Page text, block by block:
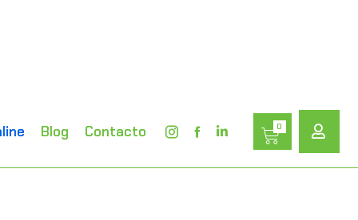
Blog Contacto 0